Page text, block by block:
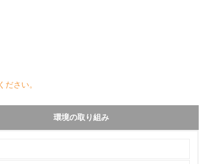
さい。
環境の取り組み